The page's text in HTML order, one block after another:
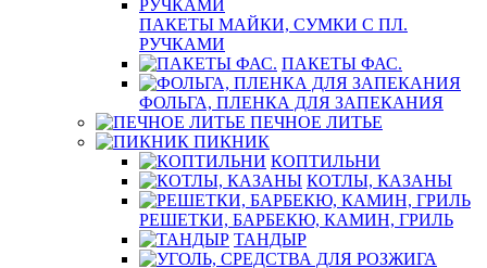
ПАКЕТЫ МАЙКИ, СУМКИ С ПЛ.
РУЧКАМИ
ПАКЕТЫ ФАС.
ФОЛЬГА, ПЛЕНКА ДЛЯ ЗАПЕКАНИЯ
ПЕЧНОЕ ЛИТЬЕ
ПИКНИК
КОПТИЛЬНИ
КОТЛЫ, КАЗАНЫ
РЕШЕТКИ, БАРБЕКЮ, КАМИН, ГРИЛЬ
ТАНДЫР